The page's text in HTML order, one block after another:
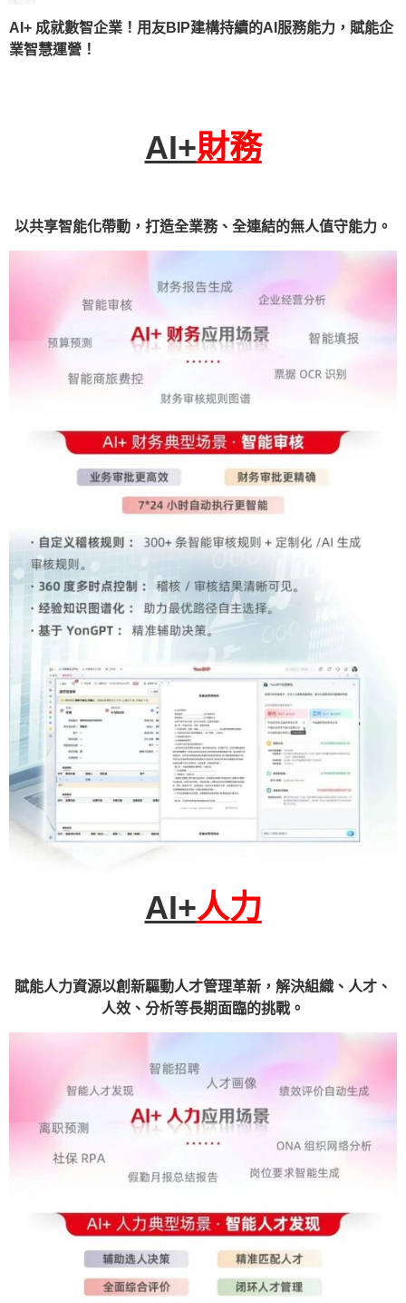
AI+ 成就數智企業！用友BIP建構持續的AI服務能力，賦能企
業智慧運營！
AI+財務
以共享智能化帶動，打造全業務、全連結的無人值守能力。
AI+人力
賦能人力資源以創新驅動人才管理革新，解決組織、人才、
人效、分析等長期面臨的挑戰。